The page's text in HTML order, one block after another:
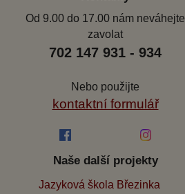
Od 9.00 do 17.00 nám neváhejte
zavolat
702 147 931 - 934
Nebo použijte
kontaktní formulář
Naše další projekty
Jazyková škola Březinka